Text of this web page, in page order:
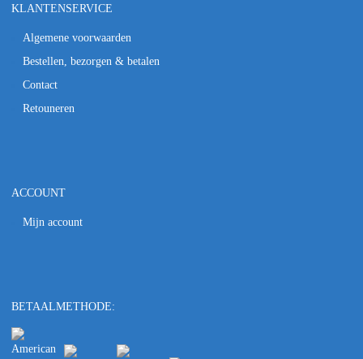
KLANTENSERVICE
Algemene voorwaarden
Bestellen, bezorgen & betalen
Contact
Retouneren
ACCOUNT
Mijn account
BETAALMETHODE: